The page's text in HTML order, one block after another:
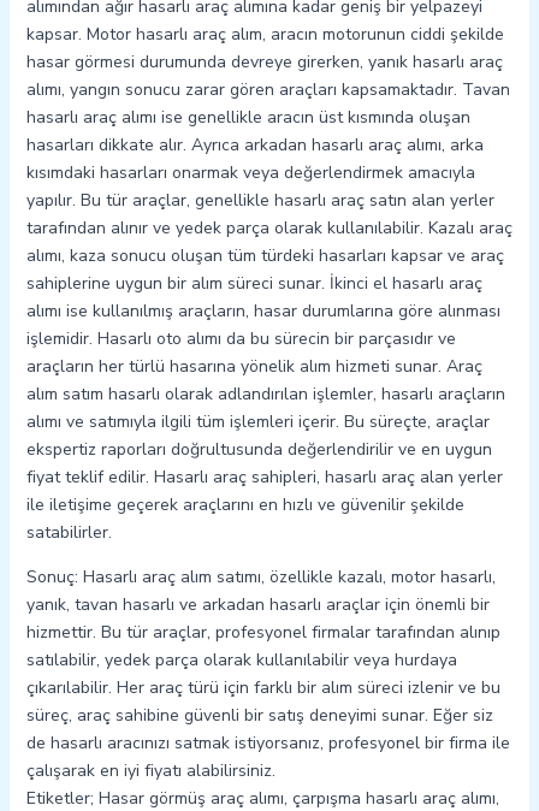
alımından ağır hasarlı araç alımına kadar geniş bir yelpazeyi
kapsar. Motor hasarlı araç alım, aracın motorunun ciddi şekilde
hasar görmesi durumunda devreye girerken, yanık hasarlı araç
alımı, yangın sonucu zarar gören araçları kapsamaktadır. Tavan
hasarlı araç alımı ise genellikle aracın üst kısmında oluşan
hasarları dikkate alır. Ayrıca arkadan hasarlı araç alımı, arka
kısımdaki hasarları onarmak veya değerlendirmek amacıyla
yapılır. Bu tür araçlar, genellikle hasarlı araç satın alan yerler
tarafından alınır ve yedek parça olarak kullanılabilir. Kazalı araç
alımı, kaza sonucu oluşan tüm türdeki hasarları kapsar ve araç
sahiplerine uygun bir alım süreci sunar. İkinci el hasarlı araç
alımı ise kullanılmış araçların, hasar durumlarına göre alınması
işlemidir. Hasarlı oto alımı da bu sürecin bir parçasıdır ve
araçların her türlü hasarına yönelik alım hizmeti sunar. Araç
alım satım hasarlı olarak adlandırılan işlemler, hasarlı araçların
alımı ve satımıyla ilgili tüm işlemleri içerir. Bu süreçte, araçlar
ekspertiz raporları doğrultusunda değerlendirilir ve en uygun
fiyat teklif edilir. Hasarlı araç sahipleri, hasarlı araç alan yerler
ile iletişime geçerek araçlarını en hızlı ve güvenilir şekilde
satabilirler.
Sonuç: Hasarlı araç alım satımı, özellikle kazalı, motor hasarlı,
yanık, tavan hasarlı ve arkadan hasarlı araçlar için önemli bir
hizmettir. Bu tür araçlar, profesyonel firmalar tarafından alınıp
satılabilir, yedek parça olarak kullanılabilir veya hurdaya
çıkarılabilir. Her araç türü için farklı bir alım süreci izlenir ve bu
süreç, araç sahibine güvenli bir satış deneyimi sunar. Eğer siz
de hasarlı aracınızı satmak istiyorsanız, profesyonel bir firma ile
çalışarak en iyi fiyatı alabilirsiniz.
Etiketler; Hasar görmüş araç alımı, çarpışma hasarlı araç alımı,